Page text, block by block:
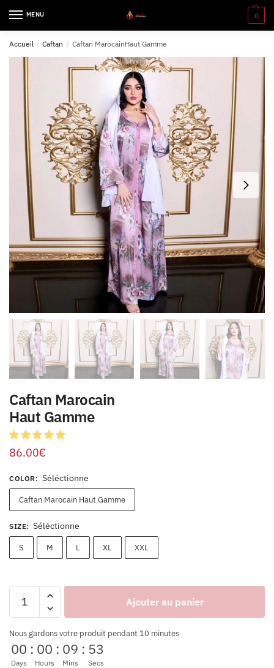
MENU 0
Accueil / Caftan / Caftan MarocainHaut Gamme
Caftan Marocain
Haut Gamme
86.00€
COLOR: Séléctionne
Caftan Marocain Haut Gamme
SIZE: Séléctionne
S M L XL XXL
Ajouter au panier
Nous gardons votre produit pendant 10 minutes
00
Days
: 00
Hours
: 09
Mins
: 53
Secs